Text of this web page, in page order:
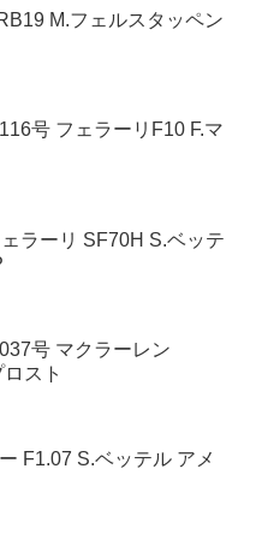
M.フェルスタッペン
号 フェラーリF10 F.マ
ラーリ SF70H S.ベッテ
号 マクラーレン
スト
F1.07 S.ベッテル アメ